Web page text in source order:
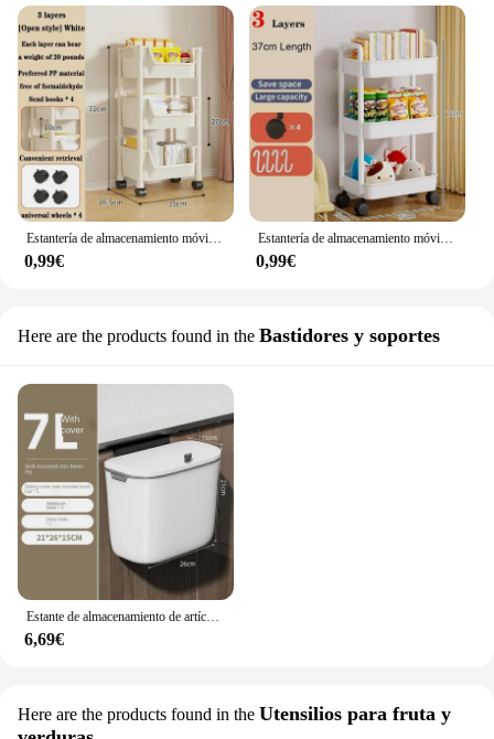
0,99€
Estantería de almacenamiento móvil, carrito organizador de cocina con ruedas, estantes de baño multicapa, estante de almacenamiento de aperitivos para el hogar
0,99€
Here are the products found in the Bastidores y soportes
6,69€
Here are the products found in the Utensilios para fruta y